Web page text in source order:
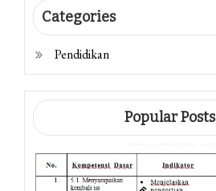
Categories
Pendidikan
Popular Posts